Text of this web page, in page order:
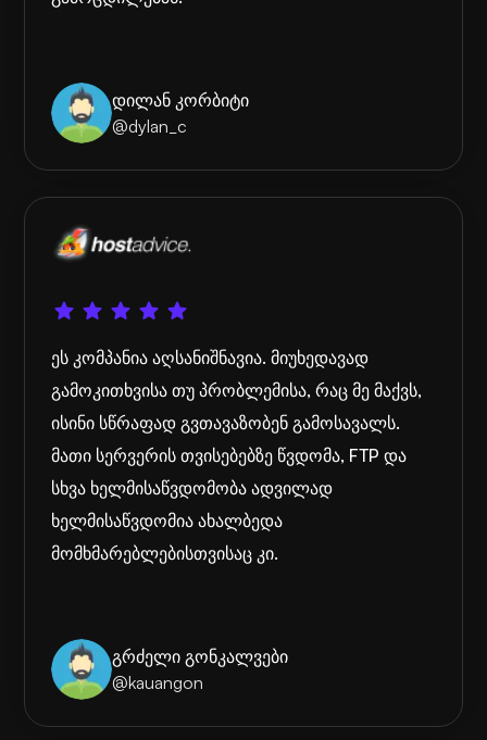
დილან კორბიტი
@dylan_c
ეს კომპანია აღსანიშნავია. მიუხედავად
გამოკითხვისა თუ პრობლემისა, რაც მე მაქვს,
ისინი სწრაფად გვთავაზობენ გამოსავალს.
მათი სერვერის თვისებებზე წვდომა, FTP და
სხვა ხელმისაწვდომობა ადვილად
ხელმისაწვდომია ახალბედა
მომხმარებლებისთვისაც კი.
გრძელი გონკალვები
@kauangon